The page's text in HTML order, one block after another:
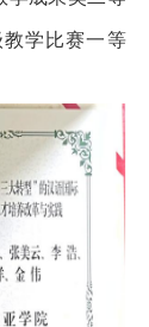
教学比赛一等